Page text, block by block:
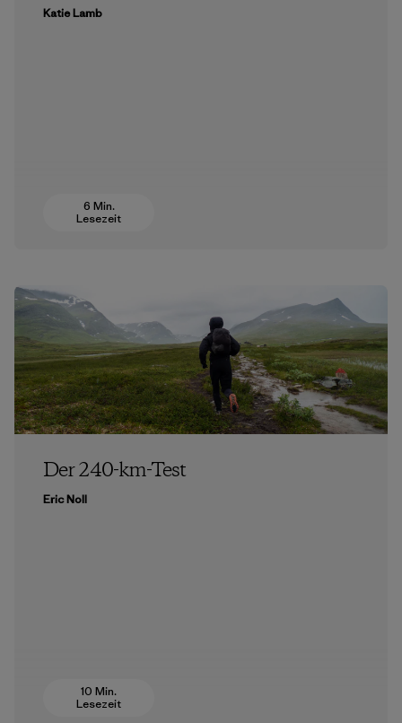
Katie Lamb
6 Min.
Lesezeit
Der 240-km-Test
Eric Noll
10 Min.
Lesezeit